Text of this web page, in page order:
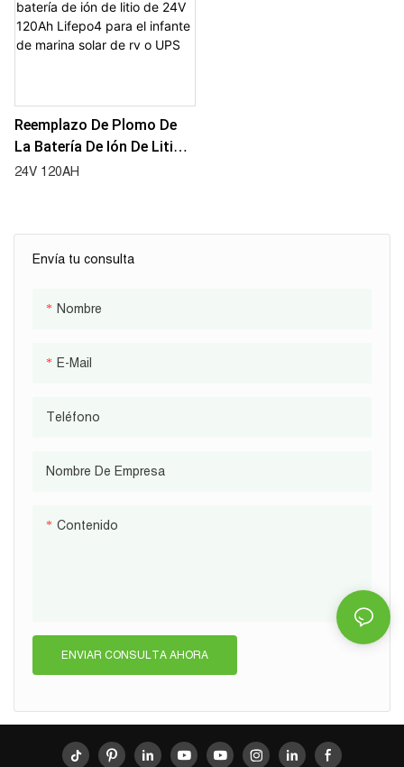
Envía tu consulta
Nombre
E-Mail
Teléfono
Nombre De Empresa
Contenido
ENVIAR CONSULTA AHORA
Reemplazo De Plomo De
La Batería De Ión De Litio
De 24V 120Ah Lifepo4 Para
24V 120AH